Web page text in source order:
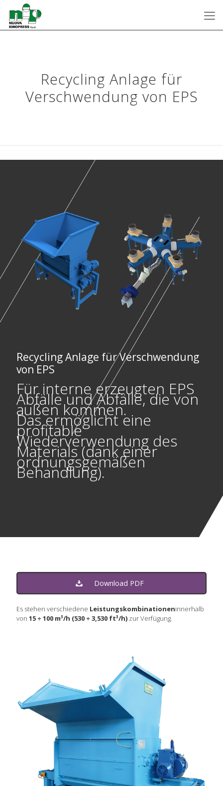
Recycling Anlage für
Verschwendung von EPS
Recycling Anlage für Verschwendung
von EPS
Für interne erzeugten EPS
Abfälle und Abfälle, die von
außen kommen.
Das ermöglicht eine
profitable
Wiederverwendung des
Materials (dank einer
ordnungsgemäßen
Behandlung).
Download PDF
Es stehen verschiedene Leistungskombinationeninnerhalb
von 15 ÷ 100 m³/h (530 ÷ 3,530 ft³/h) zur Verfügung.